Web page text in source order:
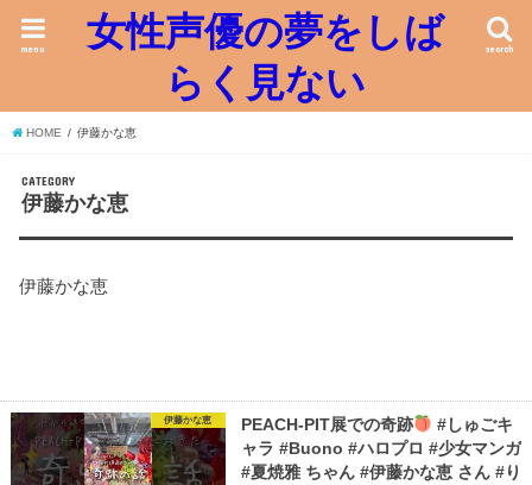
女性声優の夢をしば
らく見ない
search
menu
HOME 伊藤かな恵
CATEGORY
伊藤かな恵
伊藤かな恵
伊藤かな恵 PEACH-PIT展での奇跡
#しゅごキ
ャラ #Buono #ハロプロ #少女マンガ
#夏焼雅 ちゃん #伊藤かな恵 さん #り